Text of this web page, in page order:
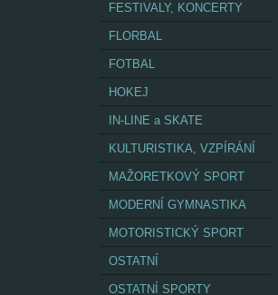
FESTIVALY, KONCERTY
FLORBAL
FOTBAL
HOKEJ
IN-LINE a SKATE
KULTURISTIKA, VZPÍRÁNÍ
MAŽORETKOVÝ SPORT
MODERNÍ GYMNASTIKA
MOTORISTICKÝ SPORT
OSTATNÍ
OSTATNÍ SPORTY